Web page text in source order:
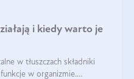
i kiedy warto je
w tłuszczach składniki
w organizmie.